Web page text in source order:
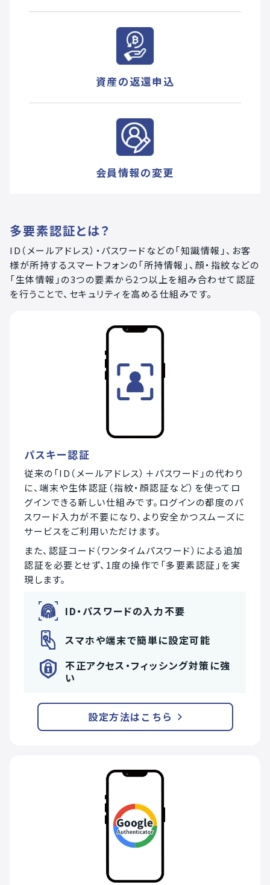
資産の返還申込
会員情報の変更
多要素認証とは？
ID（メールアドレス）・パスワードなどの「知識情報」、お客
様が所持するスマートフォンの「所持情報」、顔・指紋などの
「生体情報」の3つの要素から2つ以上を組み合わせて認証
を行うことで、セキュリティを高める仕組みです。
パスキー認証
従来の「ID（メールアドレス）＋パスワード」の代わり
に、端末や生体認証（指紋・顔認証など）を使ってロ
グインできる新しい仕組みです。ログインの都度のパ
スワード入力が不要になり、より安全かつスムーズに
サービスをご利用いただけます。
また、認証コード（ワンタイムパスワード）による追加
認証を必要とせず、1度の操作で「多要素認証」を実
現します。
ID・パスワードの入力不要
スマホや端末で簡単に設定可能
不正アクセス・フィッシング対策に強
い
設定方法はこちら